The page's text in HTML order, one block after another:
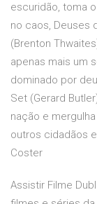
escuridão, toma
no caos, Deuses
(Brenton
apenas mais um
dominado por
Set (Gerard
nação e
outros cidadãos
Coster
Assistir Filme